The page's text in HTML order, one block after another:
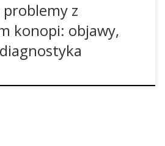
problemy z
konopi: objawy,